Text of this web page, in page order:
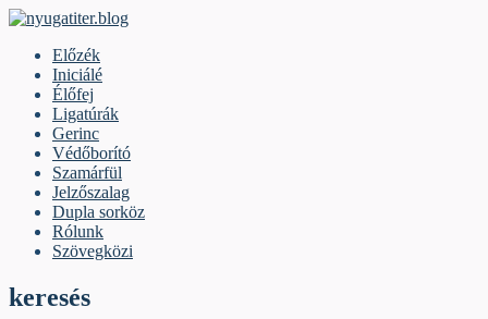
Skip
contentElőzék
Iniciálé
Élőfej
Ligatúrák
Gerinc
Védőborító
Szamárfül
Jelzőszalag
Dupla sorköz
Rólunk
Szövegközi
keresés